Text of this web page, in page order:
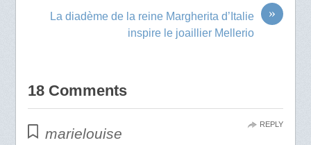
»
La diadème de la reine Margherita d’Italie
inspire le joaillier Mellerio
18 Comments
marielouise
REPLY